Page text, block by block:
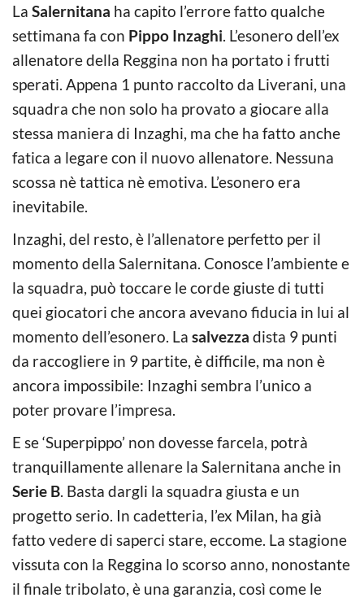
La Salernitana ha capito l’errore fatto qualche
settimana fa con Pippo Inzaghi. L’esonero dell’ex
allenatore della Reggina non ha portato i frutti
sperati. Appena 1 punto raccolto da Liverani, una
squadra che non solo ha provato a giocare alla
stessa maniera di Inzaghi, ma che ha fatto anche
fatica a legare con il nuovo allenatore. Nessuna
scossa nè tattica nè emotiva. L’esonero era
inevitabile.
Inzaghi, del resto, è l’allenatore perfetto per il
momento della Salernitana. Conosce l’ambiente e
la squadra, può toccare le corde giuste di tutti
quei giocatori che ancora avevano fiducia in lui al
momento dell’esonero. La salvezza dista 9 punti
da raccogliere in 9 partite, è difficile, ma non è
ancora impossibile: Inzaghi sembra l’unico a
poter provare l’impresa.
E se ‘Superpippo’ non dovesse farcela, potrà
tranquillamente allenare la Salernitana anche in
Serie B. Basta dargli la squadra giusta e un
progetto serio. In cadetteria, l’ex Milan, ha già
fatto vedere di saperci stare, eccome. La stagione
vissuta con la Reggina lo scorso anno, nonostante
il finale tribolato, è una garanzia, così come le